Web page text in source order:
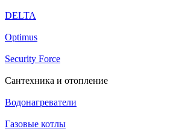
DELTA
Optimus
Security Force
Сантехника и отопление
Водонагреватели
Газовые котлы